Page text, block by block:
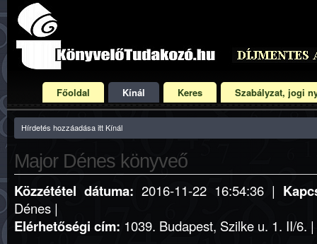
Főoldal Kínál Keres Szabályzat, jogi
Hírdetés hozzáadása itt Kínál
Major Dénes könyveő
Közzététel dátuma: 2016-11-22 16:54:36 |
Dénes |
Elérhetőségi cím: 1039. Budapest, Szilke u. 1. II/6.